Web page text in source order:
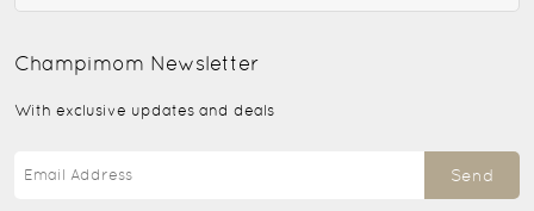
Champimom Newsletter
With exclusive updates and deals
Send